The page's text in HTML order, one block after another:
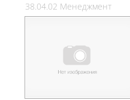
38.04.02 Менеджмент